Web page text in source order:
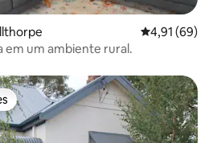
4,91 de uma
4,91 (69)
em um ambiente rural.